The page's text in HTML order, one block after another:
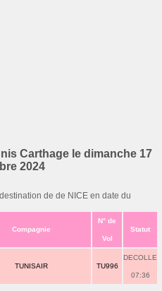
Carthage le dimanche 17
2024
de de NICE en date du
Compagnie
N° de
Vol
Statut
TUNISAIR TU996
DECOLLE
07:36